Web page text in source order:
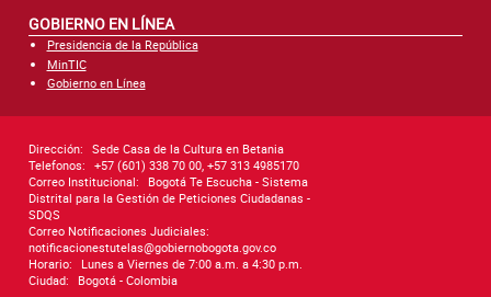
GOBIERNO EN LÍNEA
Presidencia de la República
MinTIC
Gobierno en Línea
Dirección: Sede Casa de la Cultura en Betania
Telefonos: +57 (601) 338 70 00, +57 313 4985170
Correo Institucional:
Bogotá Te Escucha - Sistema
Distrital para la Gestión de Peticiones Ciudadanas -
SDQS
Correo Notificaciones Judiciales:
notificacionestutelas@gobiernobogota.gov.co
Horario:
Lunes a Viernes de 7:00 a.m. a 4:30 p.m.
Ciudad:
Bogotá - Colombia